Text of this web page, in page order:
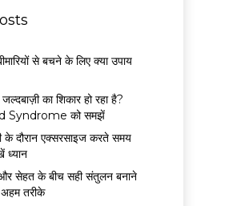
से बचने के लिए क्या उपाय
का शिकार हो रहा है?
Syndrome को समझें
के दौरान एक्सरसाइज करते समय
ध्यान
सेहत के बीच सही संतुलन बनाने
तरीके